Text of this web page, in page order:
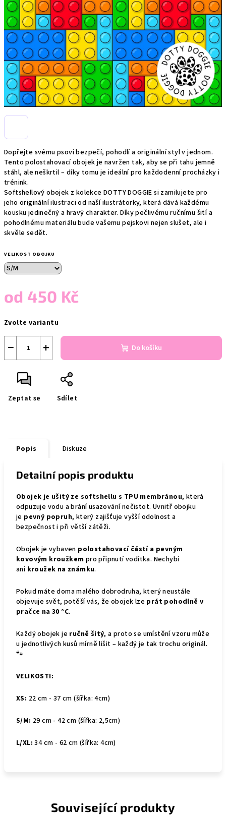
Dopřejte svému psovi bezpečí, pohodlí a originální styl v jednom.
Tento polostahovací obojek je navržen tak, aby se při tahu jemně
stáhl, ale neškrtil – díky tomu je ideální pro každodenní procházky i
trénink.
Softshellový obojek z kolekce DOTTY DOGGIE si zamilujete pro
jeho originální ilustraci od naší ilustrátorky, která dává každému
kousku jedinečný a hravý charakter. Díky pečlivému ručnímu šití a
pohodlnému materiálu bude vašemu pejskovi nejen slušet, ale i
skvěle sedět.
VELIKOST OBOJKU
od 450 Kč
cena:
Zvolte variantu
+
− Do košíku
Zeptat se Sdílet
Popis Diskuze
Detailní popis produktu
Obojek je ušitý ze softshellu s TPU membránou, která
odpuzuje vodu a brání usazování nečistot. Uvnitř obojku
je pevný popruh, který zajišťuje vyšší odolnost a
bezpečnost i při větší zátěži.
Obojek je vybaven polostahovací částí a pevným
kovovým kroužkem pro připnutí vodítka. Nechybí
ani kroužek na známku.
Pokud máte doma malého dobrodruha, který neustále
objevuje svět, potěší vás, že obojek lze prát pohodlně v
pračce na 30 °C.
Každý obojek je ručně šitý, a proto se umístění vzoru může
u jednotlivých kusů mírně lišit – každý je tak trochu originál.
🐾
VELIKOSTI:
XS: 22 cm - 37 cm (šířka: 4cm)
S/M: 29 cm - 42 cm (šířka: 2,5cm)
L/XL: 34 cm - 62 cm (šířka: 4cm)
Související produkty